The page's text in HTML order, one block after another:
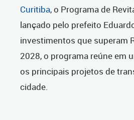
Curitiba, o Programa de
lançado pelo prefeito
investimentos que superam
2028, o programa reúne em
os principais projetos de
cidade.